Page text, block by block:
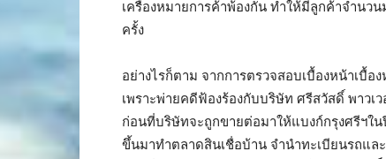
เครื่องหมายการค้าพ้องกัน ทำให้มีลูกค้าจำนว
ครั้ง
อย่างไรก็ตาม จากการตรวจสอบเบื้องหน้าเบื้อ
เพราะพ่ายคดีฟ้องร้องกับบริษัท ศรีสวัสดิ์ พาวเ
ก่อนที่บริษัทจะถูกขายต่อมาให้แบงก์กรุงศรีฯใน
ขึ้นมาทำตลาดสินเชื่อบ้าน จำนำทะเบียนรถแ